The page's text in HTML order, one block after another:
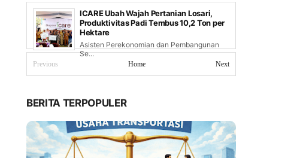
ICARE Ubah Wajah Pertanian Losari,
Produktivitas Padi Tembus 10,2 Ton per
Hektare
Asisten Perekonomian dan Pembangunan
Se...
Previous Next
Home
BERITA TERPOPULER